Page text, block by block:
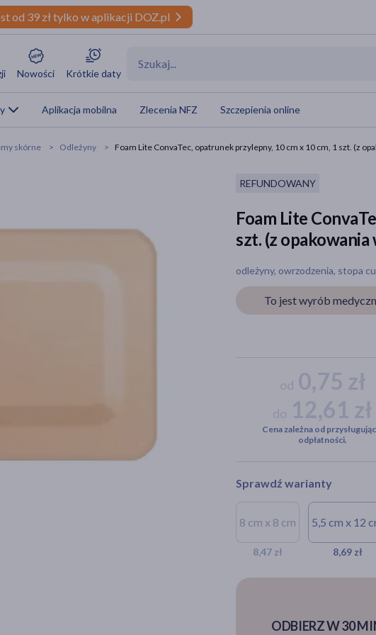
od 39 zł tylko w aplikacji DOZ.pl
Nowości Krótkie daty
Aplikacja mobilna Zlecenia NFZ Szczepienia online
skórne Odleżyny Foam Lite ConvaTec, opatrunek przylepny, 10 cm x 10 cm, 1 szt. (z
REFUNDOWANY
Foam Lite
szt. (z
odleżyny, owrzodzenia, stopa
To jest wyrób
od 0,75 zł
do 12,61 zł
Cena zależna od
odpłatności.
Sprawdź warianty
8 cm x 8 cm
8,47 zł
5,5 cm x 12
8,69 zł
ODBIERZ W 30